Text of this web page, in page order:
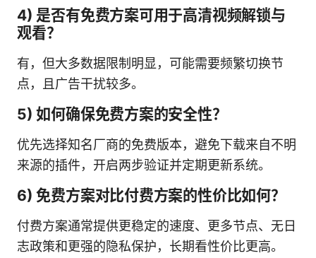
4) 是否有免费方案可用于高清视频解锁与
观看？
有，但大多数据限制明显，可能需要频繁切换节
点，且广告干扰较多。
5) 如何确保免费方案的安全性？
优先选择知名厂商的免费版本，避免下载来自不明
来源的插件，开启两步验证并定期更新系统。
6) 免费方案对比付费方案的性价比如何？
付费方案通常提供更稳定的速度、更多节点、无日
志政策和更强的隐私保护，长期看性价比更高。